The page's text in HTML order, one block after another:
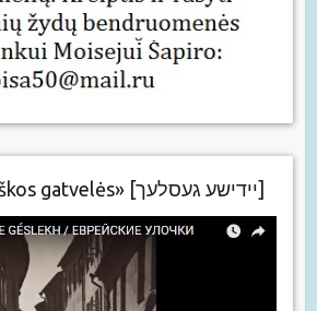
Eilėraštis «Žydiškos gatvelės» [יידישע געסלעך]